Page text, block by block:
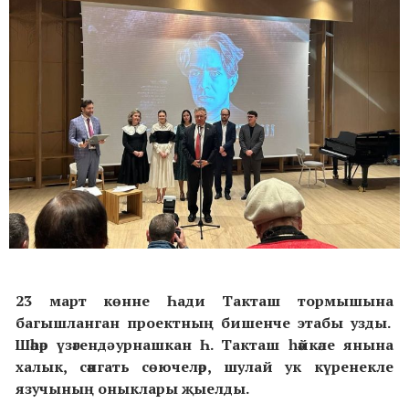
23 март көнне Һади Такташ тормышына
багышланган проектның бишенче этабы узды.
Шәһәр үзәгендә урнашкан Һ. Такташ һәйкәле янына
халык, сәнгать сөючеләр, шулай ук күренекле
язучының оныклары җыелды.